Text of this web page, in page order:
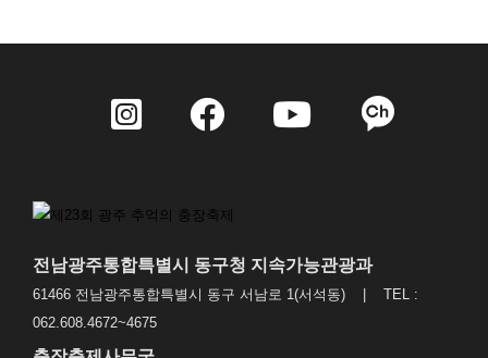
전남광주통합특별시 동구청 지속가능관광과
61466 전남광주통합특별시 동구 서남로 1(서석동) | TEL :
062.608.4672~4675